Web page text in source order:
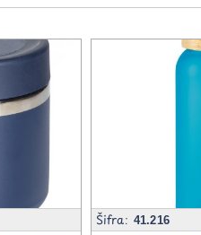
Šifra: 41.216